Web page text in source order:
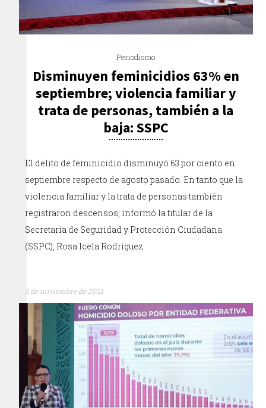
Periodismo
Disminuyen feminicidios 63% en
septiembre; violencia familiar y
trata de personas, también a la
baja: SSPC
El delito de feminicidio disminuyó 63 por ciento en
septiembre respecto de agosto pasado. En tanto que la
violencia familiar y la trata de personas también
registraron descensos, informó la titular de la
Secretaría de Seguridad y Protección Ciudadana
(SSPC), Rosa Icela Rodríguez.
3 de noviembre de 2021